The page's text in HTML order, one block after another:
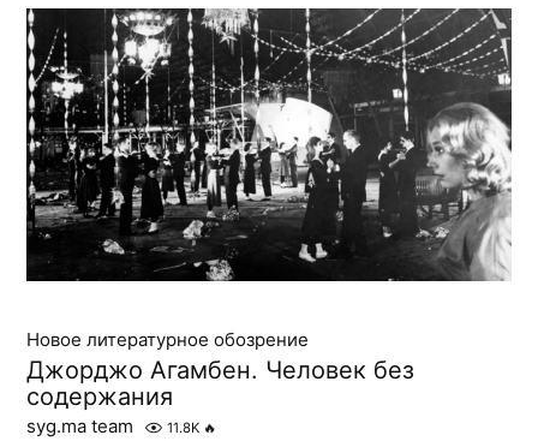
Новое литературное обозрение
Джорджо Агамбен. Человек без
содержания
syg.ma team 11.8K 🔥